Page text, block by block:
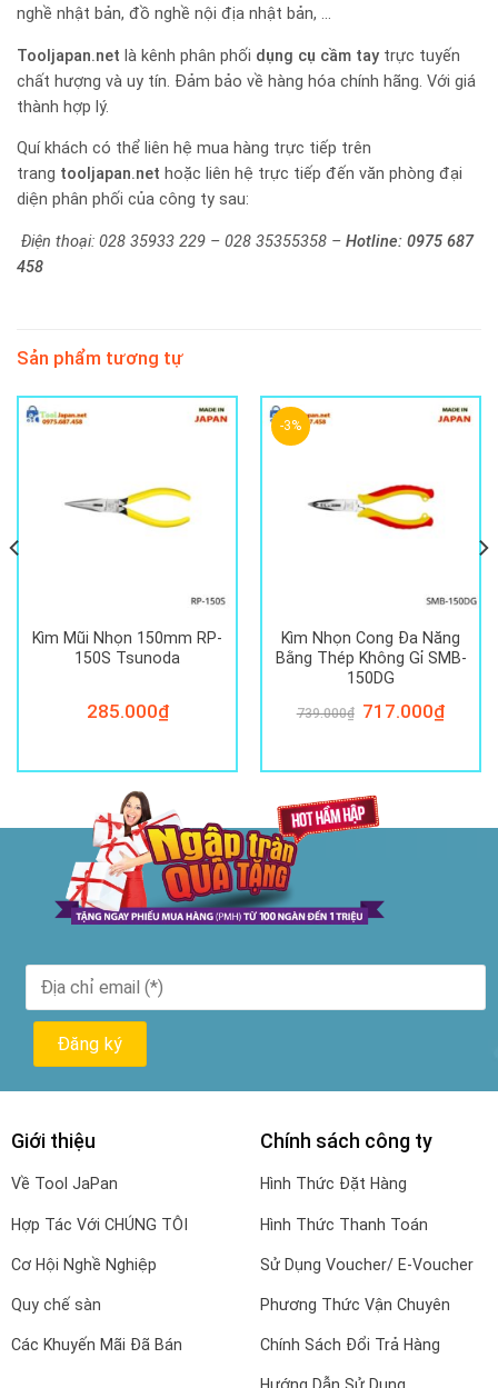
nghề nhật bản, đồ nghề nội địa nhật bản, …
Tooljapan.net là kênh phân phối dụng cụ cầm tay trực tuyến
chất hượng và uy tín. Đảm bảo về hàng hóa chính hãng. Với giá
thành hợp lý.
Quí khách có thể liên hệ mua hàng trực tiếp trên
trang tooljapan.net hoặc liên hệ trực tiếp đến văn phòng đại
diện phân phối của công ty sau:
Điện thoại: 028 35933 229 – 028 35355358 – Hotline: 0975 687
458
Sản phẩm tương tự
Kìm Mũi Nhọn 150mm RP-
150S Tsunoda
285.000₫
-3%
Kìm Nhọn Cong Đa Năng
Bằng Thép Không Gỉ SMB-
150DG
739.000₫ Giá
gốc
717.000₫Giá
Giới thiệu
Về Tool JaPan
Hợp Tác Với CHÚNG TÔI
Cơ Hội Nghề Nghiệp
Quy chế sàn
Các Khuyến Mãi Đã Bán
Chính sách công ty
Hình Thức Đặt Hàng
Hình Thức Thanh Toán
Sử Dụng Voucher/ E-Voucher
Phương Thức Vận Chuyên
Chính Sách Đổi Trả Hàng